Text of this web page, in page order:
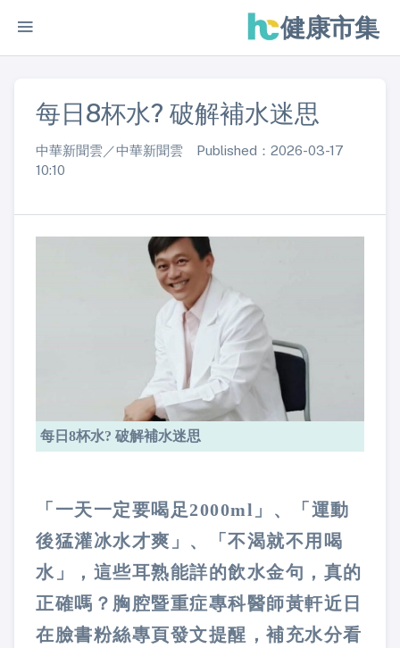
健康市集
每日8杯水? 破解補水迷思
中華新聞雲／中華新聞雲 Published：2026-03-17
10:10
每日8杯水? 破解補水迷思
「一天一定要喝足2000ml」、「運動
後猛灌冰水才爽」、「不渴就不用喝
水」，這些耳熟能詳的飲水金句，真的
正確嗎？胸腔暨重症專科醫師黃軒近日
在臉書粉絲專頁發文提醒，補充水分看